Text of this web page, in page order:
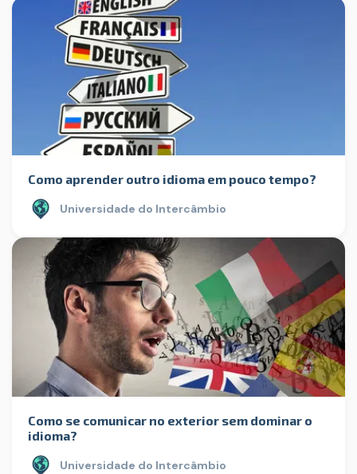
Como aprender outro idioma em pouco tempo?
Universidade do Intercâmbio
Como se comunicar no exterior sem dominar o
idioma?
Universidade do Intercâmbio